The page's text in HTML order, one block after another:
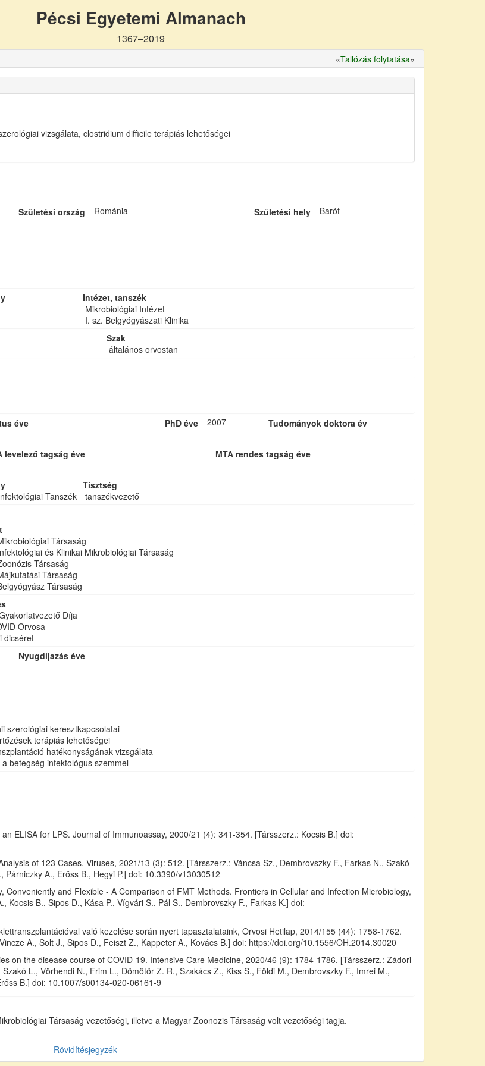
Pécsi Egyetemi Almanach
1367–2019
«Tallózás folytatása»
vizsgálata, clostridium difficile terápiás lehetőségei
Születési ország Románia Születési hely Barót
Intézet, tanszék
Mikrobiológiai Intézet
I. sz. Belgyógyászati Klinika
Szak
általános orvostan
éve PhD éve 2007
Tudományok doktora év
levelező tagság éve
MTA rendes tagság éve
Tisztség
Tanszék
tanszékvezető
Társaság
és Klinikai Mikrobiológiai Társaság
Társaság
Társaság
Társaság
Díja
Orvosa
dicséret
Nyugdíjazás éve
szerológiai keresztkapcsolatai
terápiás lehetőségei
hatékonyságának vizsgálata
betegség infektológus szemmel
ELISA for LPS. Journal of Immunoassay, 2000/21 (4): 341-354. [Társszerz.: Kocsis B.] doi:
of 123 Cases. Viruses, 2021/13 (3): 512. [Társszerz.: Váncsa Sz., Dembrovszky F., Farkas N., Szakó
Párniczky A., Erőss B., Hegyi P.] doi: 10.3390/v13030512
Conveniently and Flexible - A Comparison of FMT Methods. Frontiers in Cellular and Infection Microbiology,
Kocsis B., Sipos D., Kása P., Vígvári S., Pál S., Dembrovszky F., Farkas K.] doi:
való kezelése során nyert tapasztalataink, Orvosi Hetilap, 2014/155 (44): 1758-1762.
A., Solt J., Sipos D., Feiszt Z., Kappeter A., Kovács B.] doi: https://doi.org/10.1556/OH.2014.30020
on the disease course of COVID-19. Intensive Care Medicine, 2020/46 (9): 1784-1786. [Társszerz.: Zádori
L., Vörhendi N., Frim L., Dömötör Z. R., Szakács Z., Kiss S., Földi M., Dembrovszky F., Imrei M.,
B.] doi: 10.1007/s00134-020-06161-9
Társaság vezetőségi, illetve a Magyar Zoonozis Társaság volt vezetőségi tagja.
Rövidítésjegyzék